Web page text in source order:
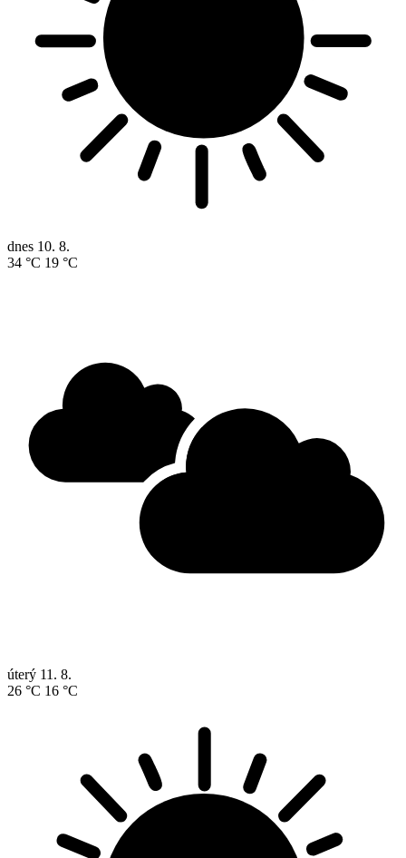
dnes 10. 8.
34 °C 19 °C
úterý 11. 8.
26 °C 16 °C